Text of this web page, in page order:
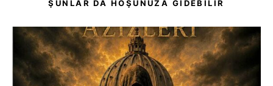
ŞUNLAR DA HOŞUNUZA GIDEBILIR